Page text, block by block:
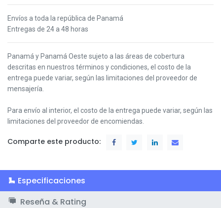
Envíos a toda la república de Panamá
Entregas de 24 a 48 horas
Panamá y Panamá Oeste sujeto a las áreas de cobertura
descritas en nuestros términos y condiciones, el costo de la
entrega puede variar, según las limitaciones del proveedor de
mensajería.
Para envío al interior, el costo de la entrega puede variar, según las
limitaciones del proveedor de encomiendas.
Comparte este producto:
Especificaciones
Reseña & Rating